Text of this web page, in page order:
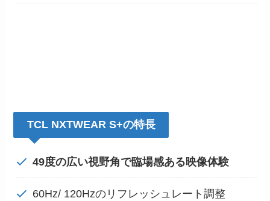
TCL NXTWEAR S+の特長
49度の広い視野角で臨場感ある映像体験
60Hz/ 120Hzのリフレッシュレート調整